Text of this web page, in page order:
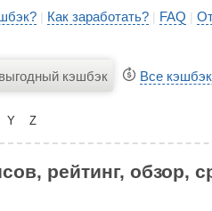
| Как заработать? | FAQ |
Все
Y Z
рейтинг, обзор,